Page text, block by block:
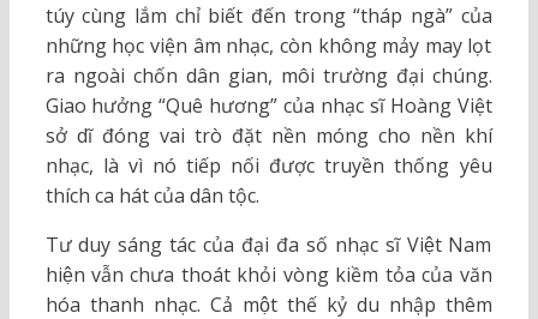
túy cùng lắm chỉ biết đến trong “tháp ngà” của
những học viện âm nhạc, còn không mảy may lọt
ra ngoài chốn dân gian, môi trường đại chúng.
Giao hưởng “Quê hương” của nhạc sĩ Hoàng Việt
sở dĩ đóng vai trò đặt nền móng cho nền khí
nhạc, là vì nó tiếp nối được truyền thống yêu
thích ca hát của dân tộc.
Tư duy sáng tác của đại đa số nhạc sĩ Việt Nam
hiện vẫn chưa thoát khỏi vòng kiềm tỏa của văn
hóa thanh nhạc. Cả một thế kỷ du nhập thêm